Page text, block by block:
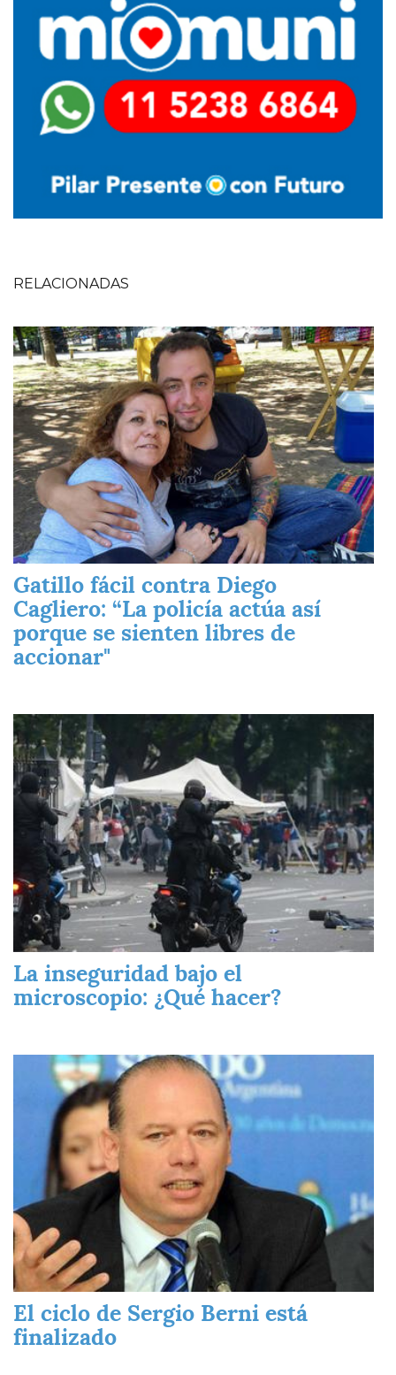
RELACIONADAS
Imagen
Gatillo fácil contra Diego
Cagliero: “La policía actúa así
porque se sienten libres de
accionar"
Imagen
La inseguridad bajo el
microscopio: ¿Qué hacer?
Imagen
El ciclo de Sergio Berni está
finalizado